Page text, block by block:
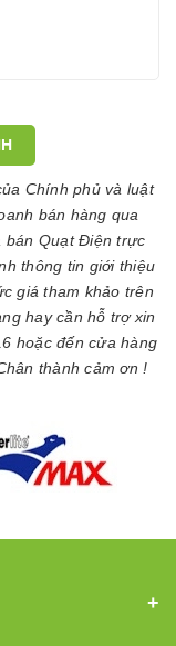
Chính phủ và luật
bán hàng qua
bán Quạt Điện trực
thông tin giới thiệu
giá tham khảo trên
hay cần hỗ trợ xin
hoặc đến cửa hàng
thành cảm ơn !